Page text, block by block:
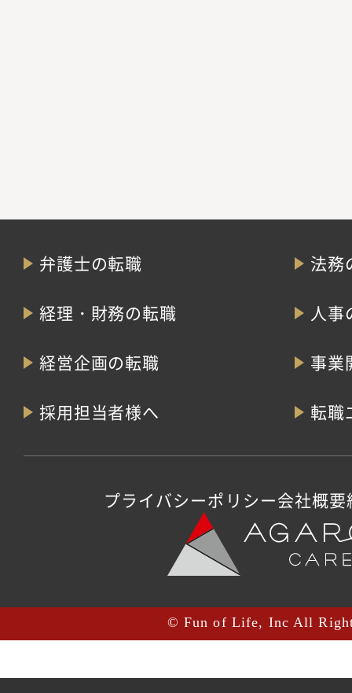
弁護士の転職 法務
経理・財務の転職 人事
経営企画の転職 事業
採用担当者様へ 転職
プライバシーポリシー会社概要
© Fun of Life, Inc All Right